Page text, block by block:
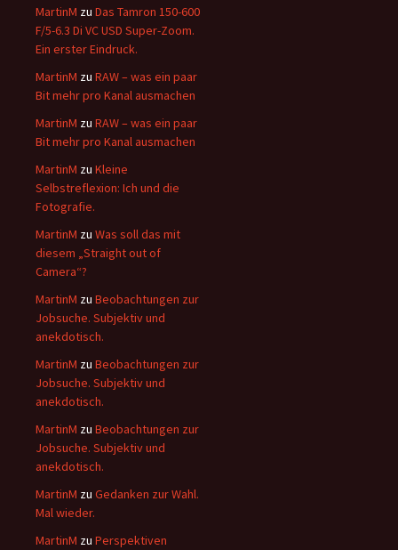
MartinM zu Das Tamron 150-600
F/5-6.3 Di VC USD Super-Zoom.
Ein erster Eindruck.
MartinM zu RAW – was ein paar
Bit mehr pro Kanal ausmachen
MartinM zu RAW – was ein paar
Bit mehr pro Kanal ausmachen
MartinM zu Kleine
Selbstreflexion: Ich und die
Fotografie.
MartinM zu Was soll das mit
diesem „Straight out of
Camera“?
MartinM zu Beobachtungen zur
Jobsuche. Subjektiv und
anekdotisch.
MartinM zu Beobachtungen zur
Jobsuche. Subjektiv und
anekdotisch.
MartinM zu Beobachtungen zur
Jobsuche. Subjektiv und
anekdotisch.
MartinM zu Gedanken zur Wahl.
Mal wieder.
MartinM zu Perspektiven